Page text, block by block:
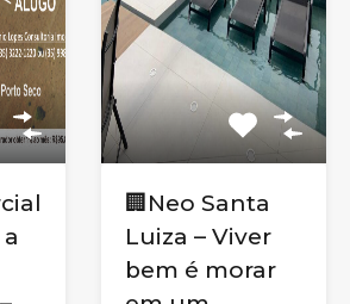
🏢Neo Santa
Luiza – Viver
bem é morar